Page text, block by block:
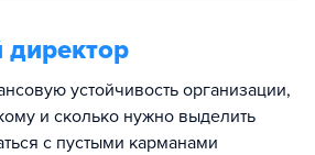
устойчивость организации,
и сколько нужно выделить
с пустыми карманами